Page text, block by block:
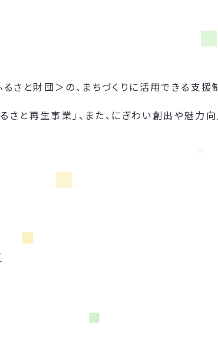
と財団＞の、まちづくりに活用できる支援
さと再生事業」、また、にぎわい創出や魅